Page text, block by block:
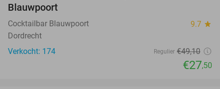
Blauwpoort
Cocktailbar Blauwpoort 9.7 star
Dordrecht
Verkocht: 174
Regulier €49,10
€27,50